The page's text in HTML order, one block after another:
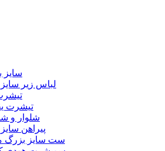
سایز
لباس زیر
تیشرت
شلوار و
پیراهن
ست سایز بزرگ